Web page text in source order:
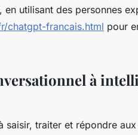
utilisant des personnes
chatgpt-francais.html pour
à
saisir, traiter et répondre